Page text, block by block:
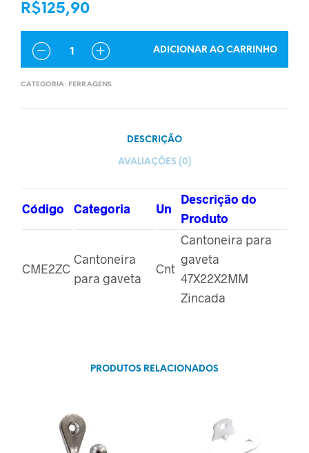
R$125,90
QUANTIDADE
ADICIONAR AO CARRINHO
CATEGORIA: FERRAGENS
DESCRIÇÃO
AVALIAÇÕES (0)
Código Categoria Un
Descrição do
Produto
CME2ZC
Cantoneira
para gaveta
Cnt
Cantoneira para
gaveta
47X22X2MM
Zincada
PRODUTOS RELACIONADOS